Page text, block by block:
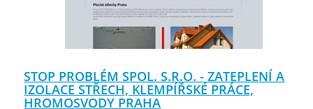
STOP PROBLÉM SPOL. S.R.O. - ZATEPLENÍ A
IZOLACE STŘECH, KLEMPÍŘSKÉ PRÁCE,
HROMOSVODY PRAHA